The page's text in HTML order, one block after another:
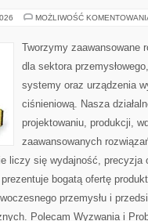
MOŻLIWOŚĆ
Tworzymy zaawansowane
dla sektora
systemy oraz urządzenia
ciśnieniową. Nasza
projektowaniu, produkcji,
zaawansowanych
liczy się wydajność, precyzja
bogatą ofertę
przemysłu i
Polecam Wyzwania i